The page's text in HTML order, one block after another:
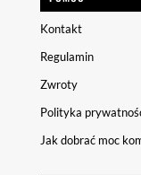
Kontakt
Regulamin
Zwroty
Polityka
Jak dobrać moc